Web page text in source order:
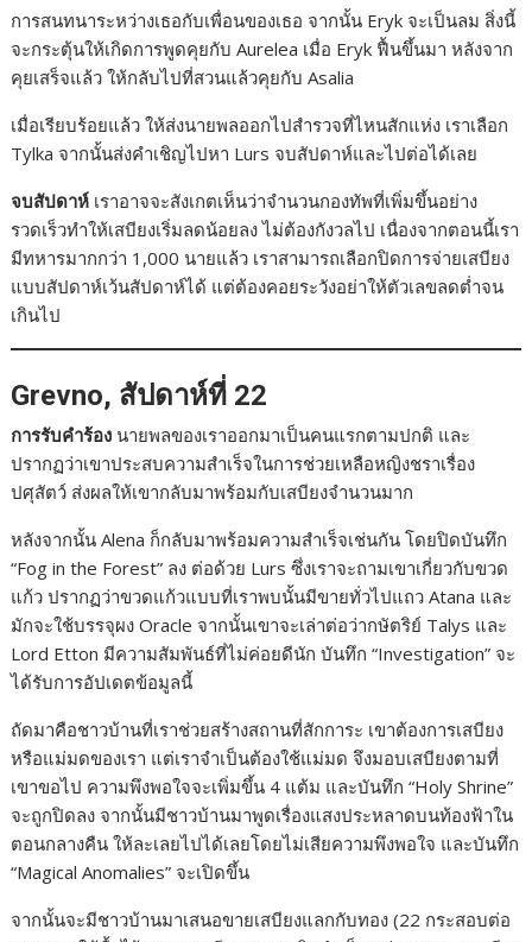
การสนทนาระหว่างเธอกับเพื่อนของเธอ จากนั้น Eryk จะเป็นลม สิ่งนี้
จะกระตุ้นให้เกิดการพูดคุยกับ Aurelea เมื่อ Eryk ฟื้นขึ้นมา หลังจาก
คุยเสร็จแล้ว ให้กลับไปที่สวนแล้วคุยกับ Asalia
เมื่อเรียบร้อยแล้ว ให้ส่งนายพลออกไปสำรวจที่ไหนสักแห่ง เราเลือก
Tylka จากนั้นส่งคำเชิญไปหา Lurs จบสัปดาห์และไปต่อได้เลย
จบสัปดาห์ เราอาจจะสังเกตเห็นว่าจำนวนกองทัพที่เพิ่มขึ้นอย่าง
รวดเร็วทำให้เสบียงเริ่มลดน้อยลง ไม่ต้องกังวลไป เนื่องจากตอนนี้เรา
มีทหารมากกว่า 1,000 นายแล้ว เราสามารถเลือกปิดการจ่ายเสบียง
แบบสัปดาห์เว้นสัปดาห์ได้ แต่ต้องคอยระวังอย่าให้ตัวเลขลดต่ำจน
เกินไป
Grevno, สัปดาห์ที่ 22
การรับคำร้อง นายพลของเราออกมาเป็นคนแรกตามปกติ และ
ปรากฏว่าเขาประสบความสำเร็จในการช่วยเหลือหญิงชราเรื่อง
ปศุสัตว์ ส่งผลให้เขากลับมาพร้อมกับเสบียงจำนวนมาก
หลังจากนั้น Alena ก็กลับมาพร้อมความสำเร็จเช่นกัน โดยปิดบันทึก
“Fog in the Forest” ลง ต่อด้วย Lurs ซึ่งเราจะถามเขาเกี่ยวกับขวด
แก้ว ปรากฏว่าขวดแก้วแบบที่เราพบนั้นมีขายทั่วไปแถว Atana และ
มักจะใช้บรรจุผง Oracle จากนั้นเขาจะเล่าต่อว่ากษัตริย์ Talys และ
Lord Etton มีความสัมพันธ์ที่ไม่ค่อยดีนัก บันทึก “Investigation” จะ
ได้รับการอัปเดตข้อมูลนี้
ถัดมาคือชาวบ้านที่เราช่วยสร้างสถานที่สักการะ เขาต้องการเสบียง
หรือแม่มดของเรา แต่เราจำเป็นต้องใช้แม่มด จึงมอบเสบียงตามที่
เขาขอไป ความพึงพอใจจะเพิ่มขึ้น 4 แต้ม และบันทึก “Holy Shrine”
จะถูกปิดลง จากนั้นมีชาวบ้านมาพูดเรื่องแสงประหลาดบนท้องฟ้าใน
ตอนกลางคืน ให้ละเลยไปได้เลยโดยไม่เสียความพึงพอใจ และบันทึก
“Magical Anomalies” จะเปิดขึ้น
จากนั้นจะมีชาวบ้านมาเสนอขายเสบียงแลกกับทอง (22 กระสอบต่อ